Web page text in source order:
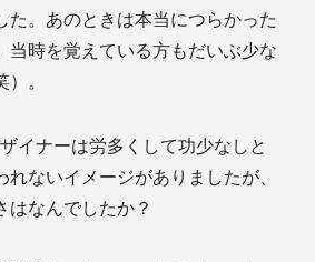
た。あのときは本当につらかった
当時を覚えている方もだいぶ少な
。
イナーは労多くして功少なしと
れないイメージがありましたが、
はなんでしたか？